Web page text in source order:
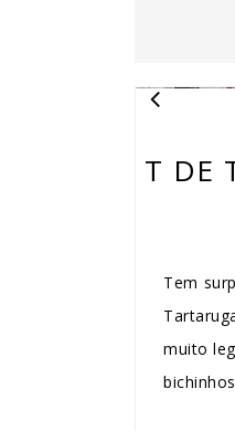
T DE
Tem
muito
bichinhos